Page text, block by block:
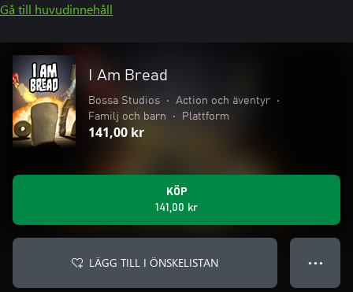
Gå till huvudinnehåll
I Am Bread
Bossa Studios • Action och äventyr
•
Familj och barn
• Plattform
141,00 kr
KÖP
141,00 kr
LÄGG TILL I ÖNSKELISTAN ● ● ●